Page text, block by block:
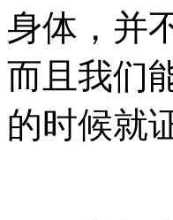
身体，并
而且我们
的时候就